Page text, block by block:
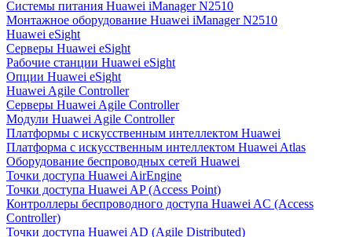
Системы питания Huawei iManager N2510
Монтажное оборудование Huawei iManager N2510
Huawei eSight
Серверы Huawei eSight
Рабочие станции Huawei eSight
Опции Huawei eSight
Huawei Agile Controller
Серверы Huawei Agile Controller
Модули Huawei Agile Controller
Платформы с искусственным интеллектом Huawei
Платформа с искусственным интеллектом Huawei Atlas
Оборудование беспроводных сетей Huawei
Точки доступа Huawei AirEngine
Точки доступа Huawei AP (Access Point)
Контроллеры беспроводного доступа Huawei AC (Access
Controller)
Точки доступа Huawei AD (Agile Distributed)